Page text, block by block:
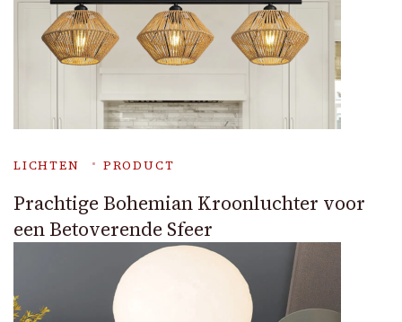
LICHTEN PRODUCT
Prachtige Bohemian Kroonluchter voor
een Betoverende Sfeer